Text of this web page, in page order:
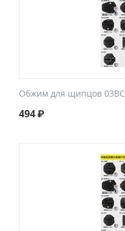
Обжим для щипцов 03BC
494₽